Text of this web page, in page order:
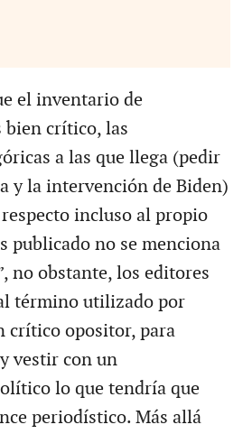
el inventario de
bien crítico, las
a las que llega (pedir
y la intervención de Biden)
incluso al propio
publicado no se menciona
no obstante, los editores
término utilizado por
crítico opositor, para
vestir con un
lo que tendría que
periodístico. Más allá